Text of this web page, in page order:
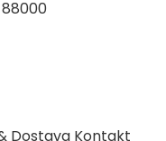
Dostava Kontakt